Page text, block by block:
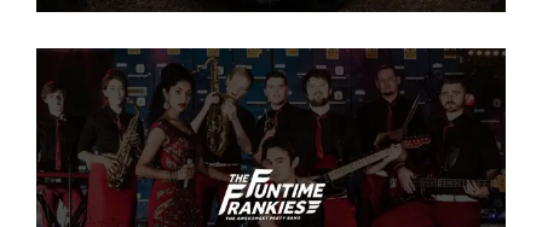
The Funtime Frankies